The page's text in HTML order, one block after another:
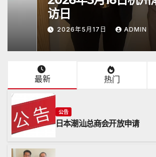
2026年5月17日 ADMIN
最新 热门
公告
日本潮汕总商会开放申请